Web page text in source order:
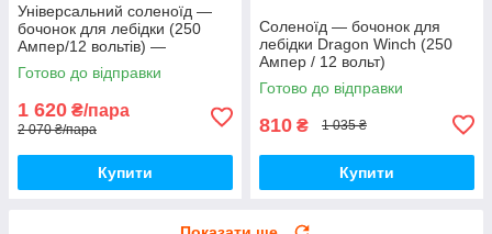
Універсальний соленоїд —
бочонок для лебідки (250
Ампер/12 вольтів) —
комплект 2 штуки
Готово до відправки
1 620 ₴/пара
2 070 ₴/пара
Купити
Соленоїд — бочонок для
лебідки Dragon Winch (250
Ампер / 12 вольт)
Готово до відправки
810 ₴ 1 035 ₴
Купити